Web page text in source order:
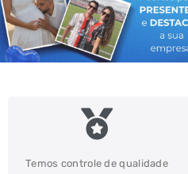
Temos controle de qualidade